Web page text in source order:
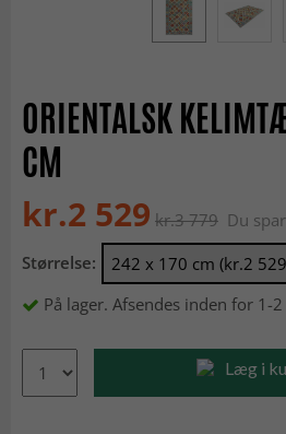
ORIENTALSK
CM
kr.2 529 kr.3 779 Du
Størrelse:
På lager. Afsendes inden for 1-
Læg i